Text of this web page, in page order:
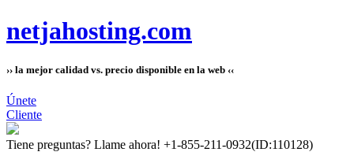
netjahosting.com
›› la mejor calidad vs. precio disponible en la web ‹‹
Únete
Cliente
Tiene preguntas? Llame ahora! +1-855-211-0932(ID:110128)